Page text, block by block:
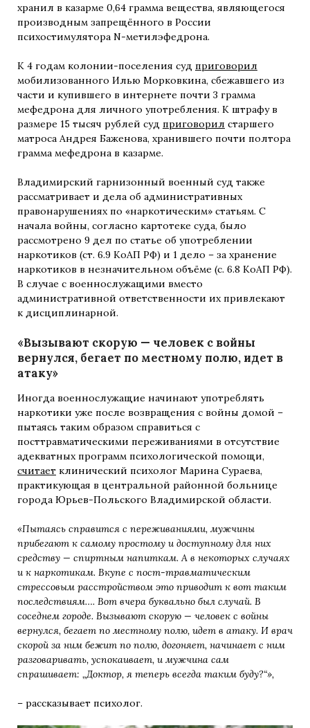
хранил в казарме 0,64 грамма вещества, являющегося
производным запрещённого в России
психостимулятора N-метилэфедрона.
К 4 годам колонии-поселения суд приговорил
мобилизованного Илью Морковкина, сбежавшего из
части и купившего в интернете почти 3 грамма
мефедрона для личного употребления. К штрафу в
размере 15 тысяч рублей суд приговорил старшего
матроса Андрея Баженова, хранившего почти полтора
грамма мефедрона в казарме.
Владимирский гарнизонный военный суд также
рассматривает и дела об административных
правонарушениях по «наркотическим» статьям. С
начала войны, согласно картотеке суда, было
рассмотрено 9 дел по статье об употреблении
наркотиков (ст. 6.9 КоАП РФ) и 1 дело – за хранение
наркотиков в незначительном объёме (с. 6.8 КоАП РФ).
В случае с военнослужащими вместо
административной ответственности их привлекают
к дисциплинарной.
«Вызывают скорую — человек с войны
вернулся, бегает по местному полю, идет в
атаку»
Иногда военнослужащие начинают употреблять
наркотики уже после возвращения с войны домой –
пытаясь таким образом справиться с
посттравматическими переживаниями в отсутствие
адекватных программ психологической помощи,
считает клинический психолог Марина Сураева,
практикующая в центральной районной больнице
города Юрьев-Польского Владимирской области.
«Пытаясь справится с переживаниями, мужчины
прибегают к самому простому и доступному для них
средству — спиртным напиткам. А в некоторых случаях
и к наркотикам. Вкупе с пост-травматическим
стрессовым расстройством это приводит к вот таким
последствиям…. Вот вчера буквально был случай. В
соседнем городе. Вызывают скорую — человек с войны
вернулся, бегает по местному полю, идет в атаку. И врач
скорой за ним бежит по полю, догоняет, начинает с ним
разговаривать, успокаивает, и мужчина сам
спрашивает: „Доктор, я теперь всегда таким буду?“»,
– рассказывает психолог.